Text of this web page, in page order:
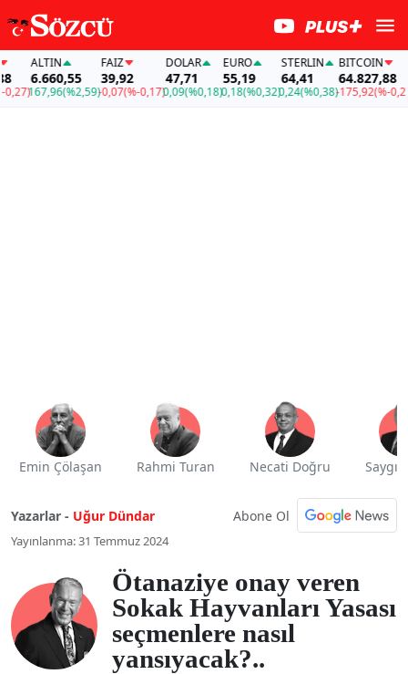
ALTIN
6.660,55
(%2,59)
FAİZ
39,92
-0,07(%-0,17)
DOLAR
47,71
0,09(%0,18)
EURO
55,19
0,18(%0,32)
STERLIN
64,41
0,24(%0,38)
BITCOIN
64.827,88
-175,92(%-0,27)
Emin Çölaşan Rahmi Turan Necati Doğru Saygı
Yazarlar - Uğur Dündar Abone Ol
Yayınlanma: 31 Temmuz 2024
Ötanaziye onay veren
Sokak Hayvanları Yasası
seçmenlere nasıl
yansıyacak?..